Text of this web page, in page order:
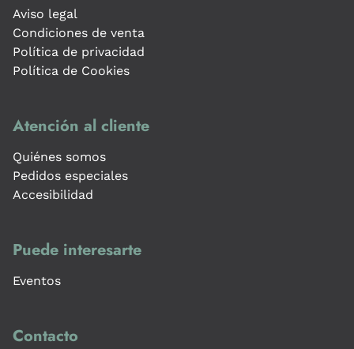
Aviso legal
Condiciones de venta
Política de privacidad
Política de Cookies
Atención al cliente
Quiénes somos
Pedidos especiales
Accesibilidad
Puede interesarte
Eventos
Contacto